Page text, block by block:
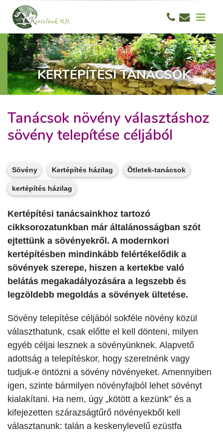
KERTÉPÍTÉSI TANÁCSOK
Tanácsok növény választáshoz
sövény telepítése céljából
Sövény Kertépítés házilag Ötletek-tanácsok
kertépítés házilag
Kertépítési tanácsainkhoz tartozó
cikksorozatunkban már általánosságban szót
ejtettünk a sövényekről. A modernkori
kertépítésben mindinkább felértékelődik a
sövények szerepe, hiszen a kertekbe való
belátás megakadályozására a legszebb és
legzöldebb megoldás a sövények ültetése.
Sövény telepítése céljából sokféle növény közül
választhatunk, csak előtte el kell dönteni, milyen
egyéb céljai lesznek a sövényünknek. Alapvető
adottság a telepítéskor, hogy szeretnénk vagy
tudjuk-e öntözni a sövény növényeket. Amennyiben
igen, szinte bármilyen növényfajból lehet sövényt
kialakítani. Ha nem, úgy „kötött a kezünk” és a
kifejezetten szárazságtűrő növényekből kell
választanunk: talán a keskenylevelű ezüstfa